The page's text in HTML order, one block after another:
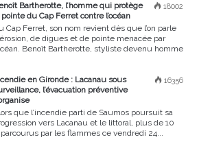
18002
Bartherotte, l’homme qui protège
pointe du Cap Ferret contre l’océan
Cap Ferret, son nom revient dès que l’on parle
de digues et de pointe menacée par
Benoît Bartherotte, styliste devenu homme
16356
en Gironde : Lacanau sous
l’évacuation préventive
que l’incendie parti de Saumos poursuit sa
vers Lacanau et le littoral, plus de 10
par les flammes ce vendredi 24...